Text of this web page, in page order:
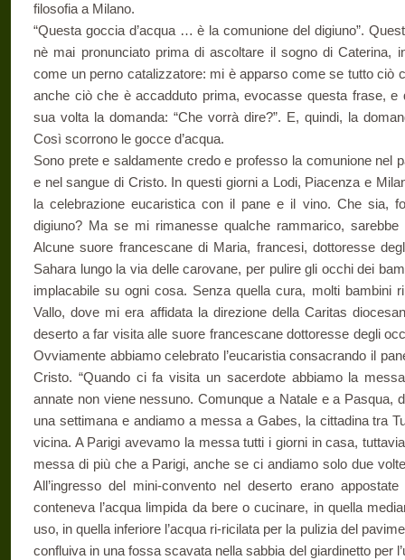
filosofia a Milano.
“Questa goccia d’acqua … è la comunione del digiuno”.
nè mai pronunciato prima di ascoltare il sogno di Caterina,
come un perno catalizzatore: mi è apparso come se tutto ciò
anche ciò che è accadduto prima, evocasse questa frase,
sua volta la domanda: “Che vorrà dire?”. E, quindi, la
Così scorrono le gocce d’acqua.
Sono prete e saldamente credo e professo la comunione nel
e nel sangue di Cristo. In questi giorni a Lodi, Piacenza e
la celebrazione eucaristica con il pane e il vino. Che sia,
digiuno? Ma se mi rimanesse qualche rammarico,
Alcune suore francescane di Maria, francesi, dottoresse
Sahara lungo la via delle carovane, per pulire gli occhi dei
implacabile su ogni cosa. Senza quella cura, molti bambini
Vallo, dove mi era affidata la direzione della Caritas
deserto a far visita alle suore francescane dottoresse degli
Ovviamente abbiamo celebrato l’eucaristia consacrando il
Cristo. “Quando ci fa visita un sacerdote abbiamo la
annate non viene nessuno. Comunque a Natale e a Pasqua,
una settimana e andiamo a messa a Gabes, la cittadina tra
vicina. A Parigi avevamo la messa tutti i giorni in casa,
messa di più che a Parigi, anche se ci andiamo solo due
All’ingresso del mini-convento nel deserto erano
conteneva l’acqua limpida da bere o cucinare, in quella
uso, in quella inferiore l’acqua ri-ricilata per la pulizia del
confluiva in una fossa scavata nella sabbia del giardinetto per